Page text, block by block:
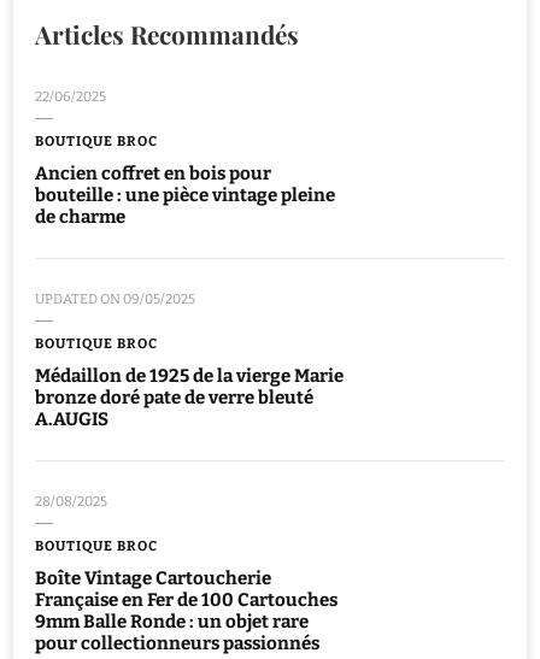
Articles Recommandés
22/06/2025
BOUTIQUE BROC
Ancien coffret en bois pour
bouteille : une pièce vintage pleine
de charme
UPDATED ON 09/05/2025
BOUTIQUE BROC
Médaillon de 1925 de la vierge Marie
bronze doré pate de verre bleuté
A.AUGIS
28/08/2025
BOUTIQUE BROC
Boîte Vintage Cartoucherie
Française en Fer de 100 Cartouches
9mm Balle Ronde : un objet rare
pour collectionneurs passionnés